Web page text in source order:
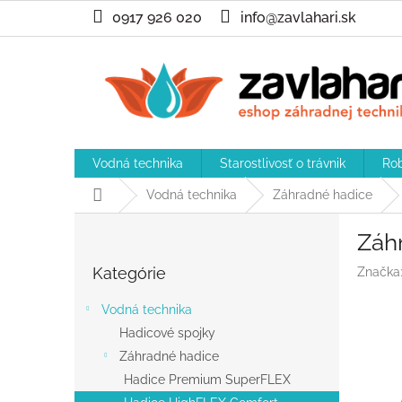
obsah
0917 926 020 info@zavlahari.sk
Vodná technika Starostlivosť o trávnik
DomovVodná technika Záhradné hadice
kategórie
Kategórie
Vodná technika
Hadicové spojky
Záhradné hadice
Hadice Premium SuperFLEX
Značka: